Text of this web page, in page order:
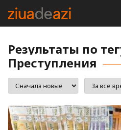
Результаты по
Преступления